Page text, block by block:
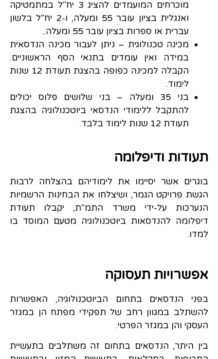
מוכרחים המועמדים להציג 3 יח"ל במתמטיקה
ואנגלית בציון עובר 55 ומעלה, ו-2 יח"ל בלשון
עברית או ספרות בציון עובר 55 ומעלה..
מכינה טכנולוגית – ניתן לעבור מכינה הנדסאית
במידה ואין עומדים בתנאי הסף הראשוניים.
הקבלה למכינה כפופה בהצגת תעודת 12 שנות
לימוד.
בני 35 ומעלה – בני שלושים פלוס יכולים
להתקבל ללימודי הנדסאי ביוטכנולוגיה בהצגת
תעודת 12 שנות לימוד בלבד.
תעודות ודיפלומה
בוגרים אשר יסיימו את לימודיהם בהצלחה לרבות
הגשת פרויקט הגמר, ושיצלחו את הבחינות הרשמיות
הנערכות על-ידי משרד התמ"ת, יקבלו תעודת
דיפלומה להנדסאות ביוטכנולוגיה מטעם המוסד בו
למדו.
אפשרויות תעסוקה
בפני הנדסאים בתחום הביוטכנולוגיה, האפשרות
להשתלב במגוון רחב של תפקידי מפתח הן במגזר
העסקי והן במגזר הפרטי.
בין היתר, הנדסאים בתחום זה משתלבים בתעשיית